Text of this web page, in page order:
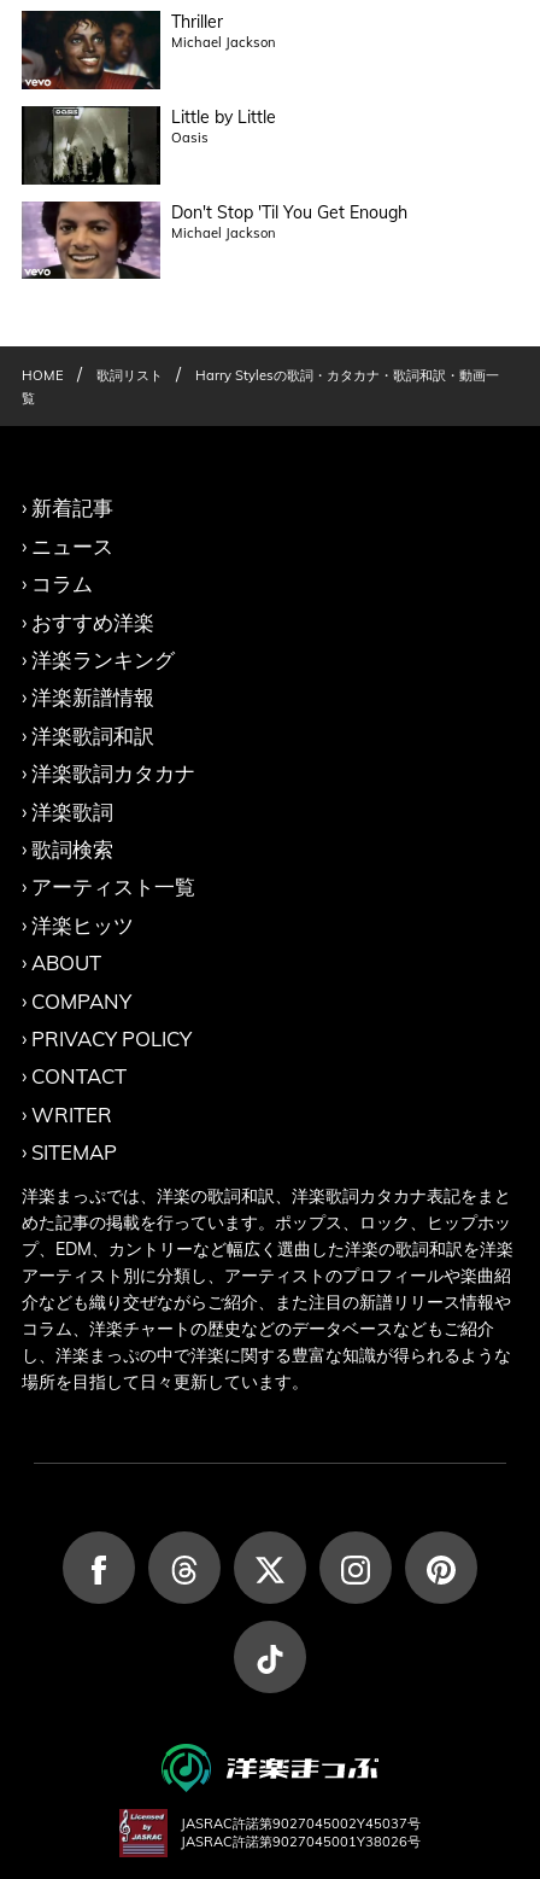
Thriller
Michael Jackson
Little by Little
Oasis
Don't Stop 'Til You Get Enough
Michael Jackson
HOME / 歌詞リスト /
Harry Stylesの歌詞・カタカナ・歌詞和訳・動画一
覧
新着記事
ニュース
コラム
おすすめ洋楽
洋楽ランキング
洋楽新譜情報
洋楽歌詞和訳
洋楽歌詞カタカナ
洋楽歌詞
歌詞検索
アーティスト一覧
洋楽ヒッツ
ABOUT
COMPANY
PRIVACY POLICY
CONTACT
WRITER
SITEMAP
洋楽まっぷでは、洋楽の歌詞和訳、洋楽歌詞カタカナ表記をまと
めた記事の掲載を行っています。ポップス、ロック、ヒップホッ
プ、EDM、カントリーなど幅広く選曲した洋楽の歌詞和訳を洋楽
アーティスト別に分類し、アーティストのプロフィールや楽曲紹
介なども織り交ぜながらご紹介、また注目の新譜リリース情報や
コラム、洋楽チャートの歴史などのデータベースなどもご紹介
し、洋楽まっぷの中で洋楽に関する豊富な知識が得られるような
場所を目指して日々更新しています。
JASRAC許諾第9027045002Y45037号
JASRAC許諾第9027045001Y38026号